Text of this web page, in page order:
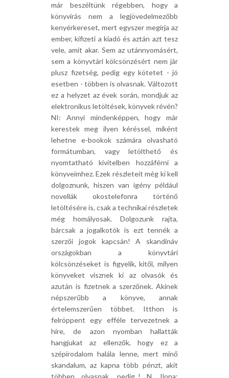
már beszéltünk régebben, hogy a
könyvírás nem a legjövedelmezőbb
kenyérkereset, mert egyszer megírja az
ember, kifizeti a kiadó és aztán azt tesz
vele, amit akar. Sem az utánnyomásért,
sem a könyvtári kölcsönzésért nem jár
plusz fizetség, pedig egy kötetet - jó
esetben - többen is olvasnak. Változott
ez a helyzet az évek során, mondjuk az
elektronikus letöltések, könyvek révén?
NI: Annyi mindenképpen, hogy már
kerestek meg ilyen kéréssel, miként
lehetne e-bookok számára olvasható
formátumban, vagy letölthető és
nyomtatható kivitelben hozzáférni a
könyveimhez. Ezek részleteit még ki kell
dolgoznunk, hiszen van igény például
novellák okostelefonra történő
letöltésére is, csak a technikai részletek
még homályosak. Dolgozunk rajta,
bárcsak a jogalkotók is ezt tennék a
szerzői jogok kapcsán! A skandináv
országokban a könyvtári
kölcsönzéseket is figyelik, kitől, milyen
könyveket visznek ki az olvasók és
azután is fizetnek a szerzőnek. Akinek
népszerűbb a könyve, annak
értelemszerűen többet. Itthon is
felröppent egy efféle tervezetnek a
híre, de azon nyomban hallatták
hangjukat az ellenzők, hogy ez a
szépirodalom halála lenne, mert minő
skandalum, az kapna több pénzt, akit
többen olvasnak, pedig..! N. Ilona: